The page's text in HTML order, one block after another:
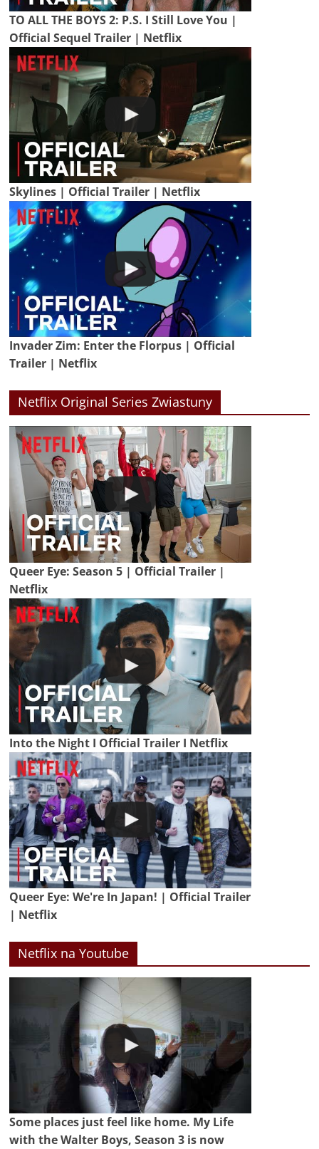
TO ALL THE BOYS 2: P.S. I Still Love You |
Official Sequel Trailer | Netflix
Skylines | Official Trailer | Netflix
Invader Zim: Enter the Florpus | Official
Trailer | Netflix
Netflix Original Series Zwiastuny
Queer Eye: Season 5 | Official Trailer |
Netflix
Into the Night I Official Trailer I Netflix
Queer Eye: We're In Japan! | Official Trailer
| Netflix
Netflix na Youtube
Some places just feel like home. My Life
with the Walter Boys, Season 3 is now